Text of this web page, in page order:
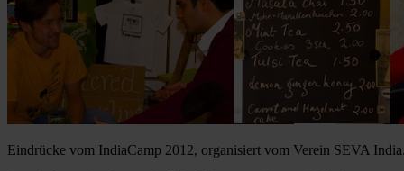
Eindrücke vom IndiaCamp 2012, organisiert vom Verein SEVA